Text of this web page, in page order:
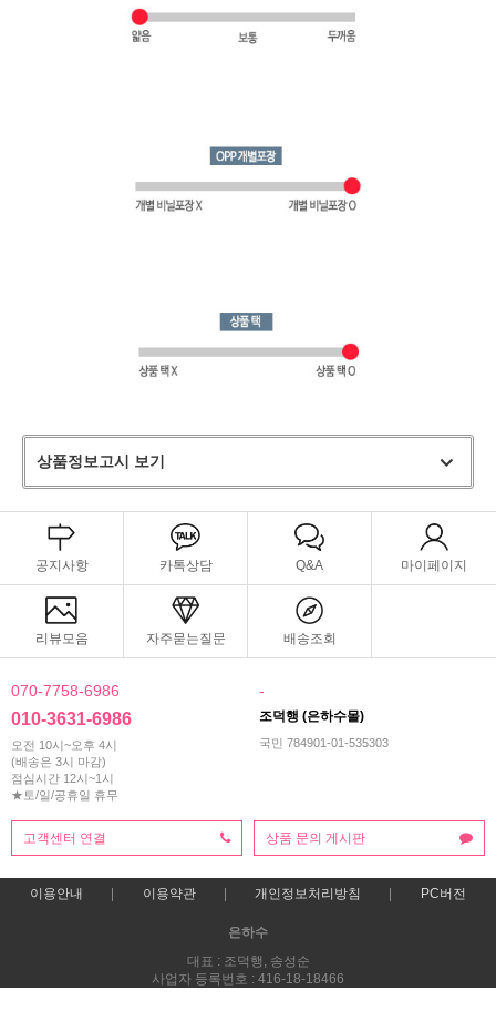
상품정보고시 보기
공지사항 카톡상담 Q&A 마이페이지
리뷰모음 자주묻는질문 배송조회
070-7758-6986
010-3631-6986
오전 10시~오후 4시
(배송은 3시 마감)
점심시간 12시~1시
★토/일/공휴일 휴무
-
조덕행 (은하수몰)
국민 784901-01-535303
고객센터 연결 상품 문의 게시판
이용안내 이용약관 개인정보처리방침 PC버전
은하수
대표 : 조덕행, 송성순
사업자 등록번호 : 416-18-18466